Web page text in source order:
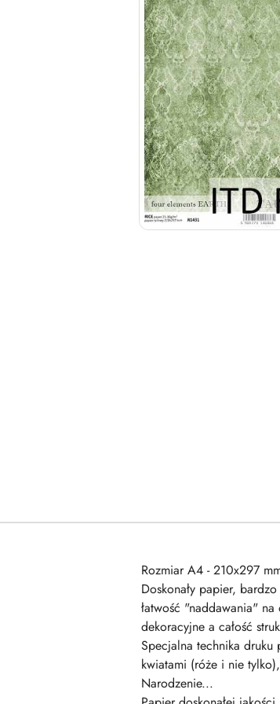
Rozmiar A4 - 210x297
Doskonały papier,
łatwość "naddawania"
dekoracyjne a całość
Specjalna technika
kwiatami (róże i nie
Narodzenie...